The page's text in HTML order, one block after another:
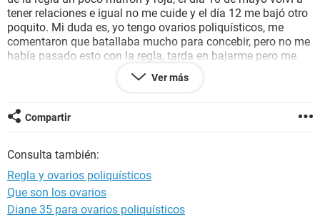
GLOSARIO
tener relaciones e igual no me cuide y el día 12 me bajó otro
poquito. Mi duda es, yo tengo ovarios poliquísticos, me
comentaron que batallaba mucho para concebir, pero no me
había pasado esto con la regla, tarda en bajarme pero me
dura 6 días corridos y no así como me llegó esta vez.
Ver más
Compartir
Consulta también:
Regla y ovarios poliquísticos
Que son los ovarios
Diane 35 para ovarios poliquísticos